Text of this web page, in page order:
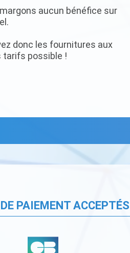
aucun bénéfice sur
donc les fournitures aux
tarifs possible !
PAIEMENT ACCEPTÉS